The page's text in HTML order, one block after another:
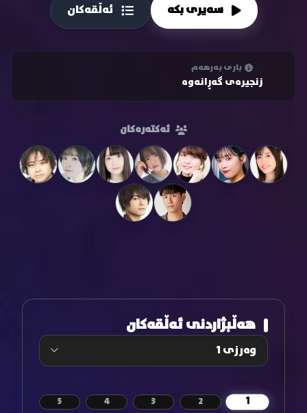
سەیری بکە ئەڵقەکان
باری بەرهەم
زنجیرەی گەڕانەوە
ئەکتەرەکان
هەڵبژاردنی ئەڵقەکان
1
2
3
4
5